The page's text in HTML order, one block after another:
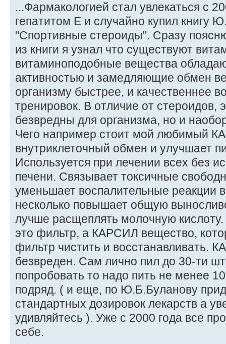
...Фармакологией стал увлекаться с
гепатитом Е и случайно купил книгу
"Спортивные стероиды". Сразу
из книги я узнал что существуют
витаминоподобные вещества
активностью и замедляющие обмен
организму быстрее, и качественнее
тренировок. В отличие от стероидов,
безвредны для организма, но и
Чего например стоит мой любимый
внутриклеточный обмен и улучшает
Используется при лечении всех без
печени. Связывает токсичные
уменьшает воспалительные реакции
несколько повышает общую
лучше расщеплять молочную кислоту.
это фильтр, а КАРСИЛ вещество,
фильтр чистить и восстанавливать.
безвреден. Сам лично пил до 30-ти
попробовать то надо пить не менее
подряд. ( и еще, по Ю.Б.Буланову
стандартных дозировок лекарств а
удивляйтесь ). Уже с 2000 года все
себе.